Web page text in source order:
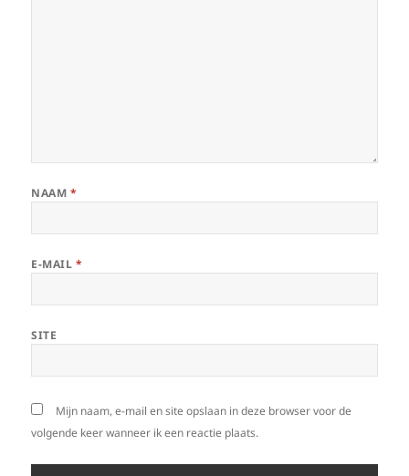
NAAM *
E-MAIL *
SITE
Mijn naam, e-mail en site opslaan in deze browser voor de
volgende keer wanneer ik een reactie plaats.